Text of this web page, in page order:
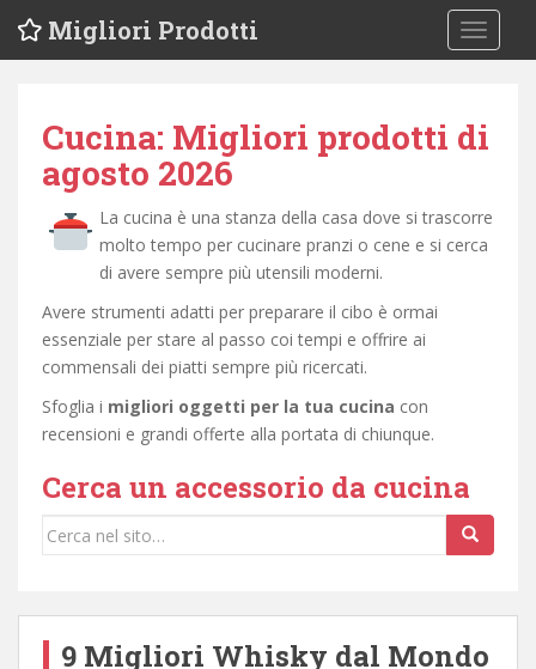
i
Migliori Prodotti
Cucina: Migliori prodotti di
agosto 2026
La cucina è una stanza della casa dove si trascorre
molto tempo per cucinare pranzi o cene e si cerca
di avere sempre più utensili moderni.
Avere strumenti adatti per preparare il cibo è ormai
essenziale per stare al passo coi tempi e offrire ai
commensali dei piatti sempre più ricercati.
Sfoglia i migliori oggetti per la tua cucina con
recensioni e grandi offerte alla portata di chiunque.
Cerca un accessorio da cucina
Cerca...
9 Migliori Whisky dal Mondo